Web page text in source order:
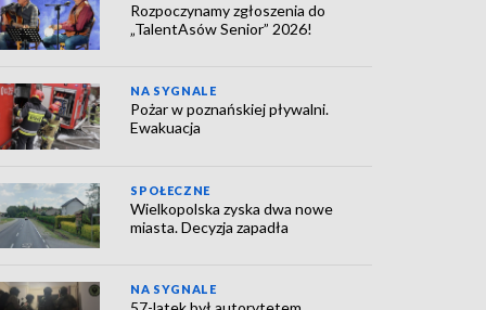
Rozpoczynamy zgłoszenia do
„TalentAsów Senior” 2026!
NA SYGNALE
Pożar w poznańskiej pływalni.
Ewakuacja
SPOŁECZNE
Wielkopolska zyska dwa nowe
miasta. Decyzja zapadła
NA SYGNALE